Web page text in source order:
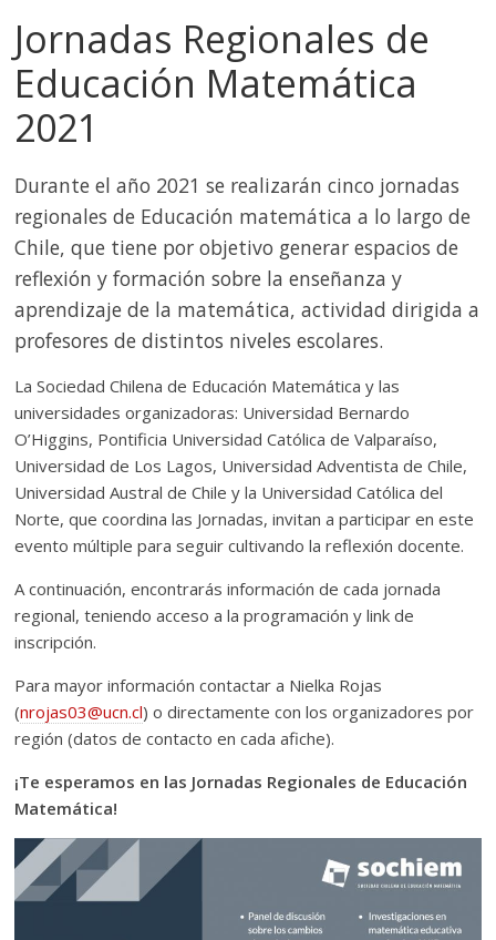
Jornadas Regionales de
Educación Matemática
2021
Durante el año 2021 se realizarán cinco jornadas
regionales de Educación matemática a lo largo de
Chile, que tiene por objetivo generar espacios de
reflexión y formación sobre la enseñanza y
aprendizaje de la matemática, actividad dirigida a
profesores de distintos niveles escolares.
La Sociedad Chilena de Educación Matemática y las
universidades organizadoras: Universidad Bernardo
O’Higgins, Pontificia Universidad Católica de Valparaíso,
Universidad de Los Lagos, Universidad Adventista de Chile,
Universidad Austral de Chile y la Universidad Católica del
Norte, que coordina las Jornadas, invitan a participar en este
evento múltiple para seguir cultivando la reflexión docente.
A continuación, encontrarás información de cada jornada
regional, teniendo acceso a la programación y link de
inscripción.
Para mayor información contactar a Nielka Rojas
(nrojas03@ucn.cl) o directamente con los organizadores por
región (datos de contacto en cada afiche).
¡Te esperamos en las Jornadas Regionales de Educación
Matemática!